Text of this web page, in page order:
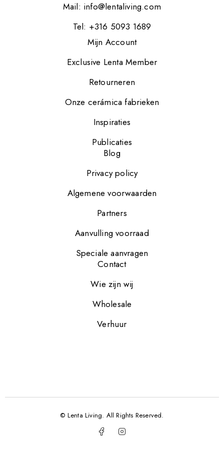
Mail: info@lentaliving.com
Tel: +316 5093 1689
Mijn Account
Exclusive Lenta Member
Retourneren
Onze cerámica fabrieken
Inspiraties
Publicaties
Blog
Privacy policy
Algemene voorwaarden
Partners
Aanvulling voorraad
Speciale aanvragen
Contact
Wie zijn wij
Wholesale
Verhuur
© Lenta Living. All Rights Reserved.